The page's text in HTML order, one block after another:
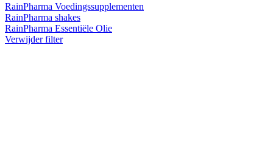
RainPharma Voedingssupplementen
RainPharma shakes
RainPharma Essentiële Olie
Verwijder filter